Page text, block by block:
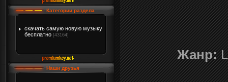
Категории раздела
скачать самую новую музыку
бесплатно [43164]
Наши друзья
Жанр: